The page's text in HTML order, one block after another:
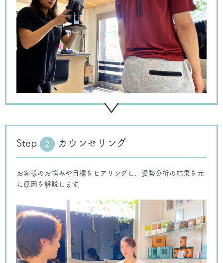
Step 2 カウンセリング
お客様のお悩みや目標をヒアリングし、姿勢分析の結果を元
に原因を解説します。